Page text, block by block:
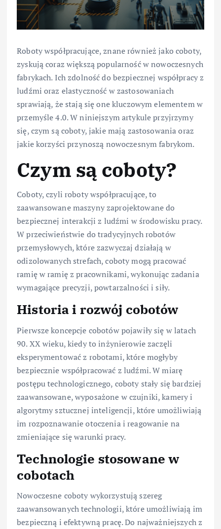
Roboty współpracujące, znane również jako coboty,
zyskują coraz większą popularność w nowoczesnych
fabrykach. Ich zdolność do bezpiecznej współpracy z
ludźmi oraz elastyczność w zastosowaniach
sprawiają, że stają się one kluczowym elementem w
przemyśle 4.0. W niniejszym artykule przyjrzymy
się, czym są coboty, jakie mają zastosowania oraz
jakie korzyści przynoszą nowoczesnym fabrykom.
Czym są coboty?
Coboty, czyli roboty współpracujące, to
zaawansowane maszyny zaprojektowane do
bezpiecznej interakcji z ludźmi w środowisku pracy.
W przeciwieństwie do tradycyjnych robotów
przemysłowych, które zazwyczaj działają w
odizolowanych strefach, coboty mogą pracować
ramię w ramię z pracownikami, wykonując zadania
wymagające precyzji, powtarzalności i siły.
Historia i rozwój cobotów
Pierwsze koncepcje cobotów pojawiły się w latach
90. XX wieku, kiedy to inżynierowie zaczęli
eksperymentować z robotami, które mogłyby
bezpiecznie współpracować z ludźmi. W miarę
postępu technologicznego, coboty stały się bardziej
zaawansowane, wyposażone w czujniki, kamery i
algorytmy sztucznej inteligencji, które umożliwiają
im rozpoznawanie otoczenia i reagowanie na
zmieniające się warunki pracy.
Technologie stosowane w
cobotach
Nowoczesne coboty wykorzystują szereg
zaawansowanych technologii, które umożliwiają im
bezpieczną i efektywną pracę. Do najważniejszych z